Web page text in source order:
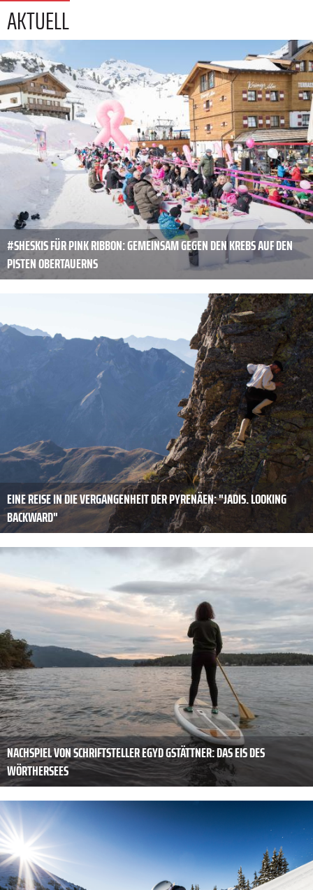
AKTUELL
#SHESKIS FÜR PINK RIBBON: GEMEINSAM GEGEN DEN KREBS AUF DEN
PISTEN OBERTAUERNS
EINE REISE IN DIE VERGANGENHEIT DER PYRENÄEN: "JADIS. LOOKING
BACKWARD"
NACHSPIEL VON SCHRIFTSTELLER EGYD GSTÄTTNER: DAS EIS DES
WÖRTHERSEES